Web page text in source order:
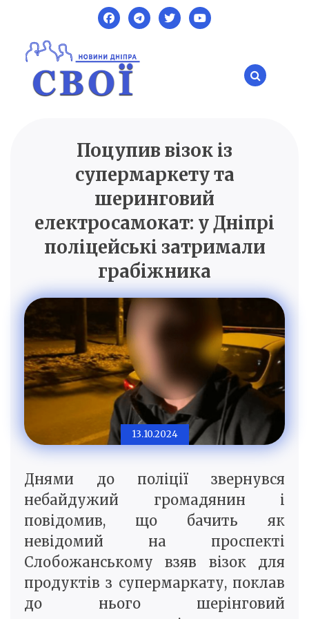
content
SVOI.DP.UA
Новини ДніпраПоцупив візок із
супермаркету та
шеринговий
електросамокат: у Дніпрі
поліцейські затримали
грабіжника
13.10.2024
Днями до поліції звернувся
небайдужий громадянин і
повідомив, що бачить як
невідомий на проспекті
Слобожанському взяв візок для
продуктів з супермаркату, поклав
до нього шерінговий